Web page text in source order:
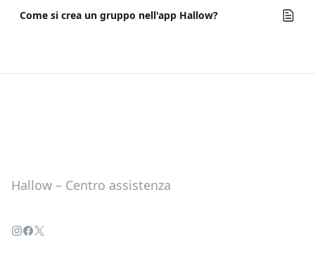
Come si crea un gruppo nell'app Hallow?
Hallow – Centro assistenza